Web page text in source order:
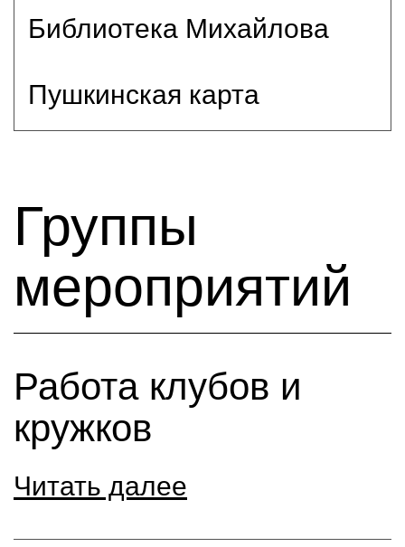
Библиотека Михайлова
Пушкинская карта
Группы
мероприятий
Работа клубов и
кружков
Читать далее